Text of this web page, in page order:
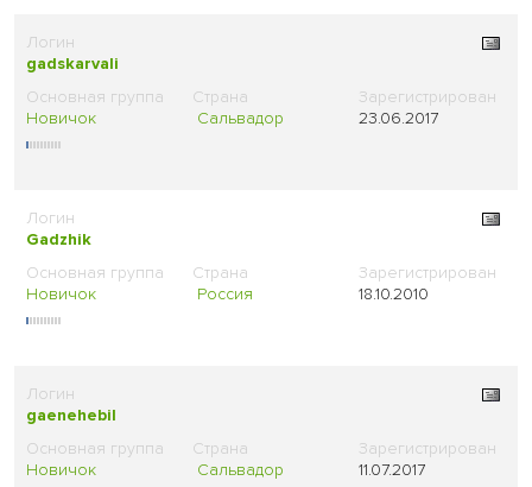
gadskarvali
Новичок Сальвадор 23.06.2017
Gadzhik
Новичок Россия 18.10.2010
gaenehebil
Новичок Сальвадор 11.07.2017